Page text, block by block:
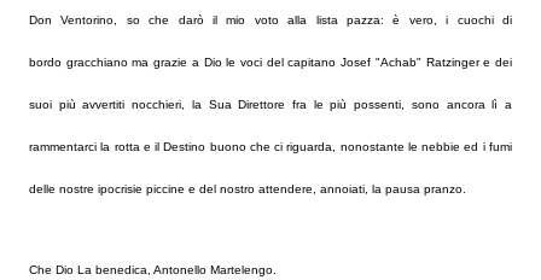
Don Ventorino, so che darò il mio voto alla lista pazza: è vero, i cuochi di
bordo gracchiano ma grazie a Dio le voci del capitano Josef "Achab" Ratzinger e dei
suoi più avvertiti nocchieri, la Sua Direttore fra le più possenti, sono ancora lì a
rammentarci la rotta e il Destino buono che ci riguarda, nonostante le nebbie ed i fumi
delle nostre ipocrisie piccine e del nostro attendere, annoiati, la pausa pranzo.
Che Dio La benedica, Antonello Martelengo.